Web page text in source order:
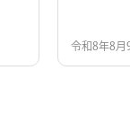
令和8年8